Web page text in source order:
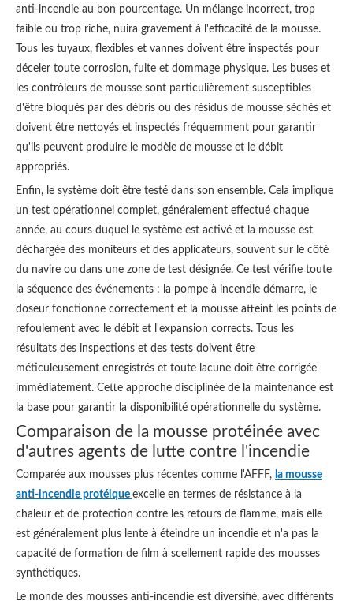
anti-incendie au bon pourcentage. Un mélange incorrect, trop
faible ou trop riche, nuira gravement à l'efficacité de la mousse.
Tous les tuyaux, flexibles et vannes doivent être inspectés pour
déceler toute corrosion, fuite et dommage physique. Les buses et
les contrôleurs de mousse sont particulièrement susceptibles
d'être bloqués par des débris ou des résidus de mousse séchés et
doivent être nettoyés et inspectés fréquemment pour garantir
qu'ils peuvent produire le modèle de mousse et le débit
appropriés.
Enfin, le système doit être testé dans son ensemble. Cela implique
un test opérationnel complet, généralement effectué chaque
année, au cours duquel le système est activé et la mousse est
déchargée des moniteurs et des applicateurs, souvent sur le côté
du navire ou dans une zone de test désignée. Ce test vérifie toute
la séquence des événements : la pompe à incendie démarre, le
doseur fonctionne correctement et la mousse atteint les points de
refoulement avec le débit et l'expansion corrects. Tous les
résultats des inspections et des tests doivent être
méticuleusement enregistrés et toute lacune doit être corrigée
immédiatement. Cette approche disciplinée de la maintenance est
la base pour garantir la disponibilité opérationnelle du système.
Comparaison de la mousse protéinée avec
d'autres agents de lutte contre l'incendie
Comparée aux mousses plus récentes comme l'AFFF, la mousse
anti-incendie protéique excelle en termes de résistance à la
chaleur et de protection contre les retours de flamme, mais elle
est généralement plus lente à éteindre un incendie et n'a pas la
capacité de formation de film à scellement rapide des mousses
synthétiques.
Le monde des mousses anti-incendie est diversifié, avec différents